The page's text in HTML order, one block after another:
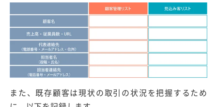
また、既存顧客は現状の取引の状況を把握するため